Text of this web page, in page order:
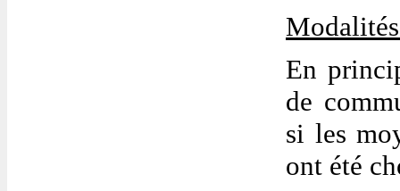
En
de
si les
ont été